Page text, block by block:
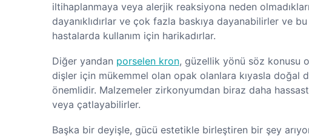
iltihaplanmaya veya alerjik reaksiyona neden
dayanıklıdırlar ve çok fazla baskıya dayanabilirler ve
hastalarda kullanım için harikadırlar.
Diğer yandan porselen kron, güzellik yönü söz konusu
dişler için mükemmel olan opak olanlara kıyasla doğal
önemlidir. Malzemeler zirkonyumdan biraz daha
veya çatlayabilirler.
Başka bir deyişle, gücü estetikle birleştiren bir şey